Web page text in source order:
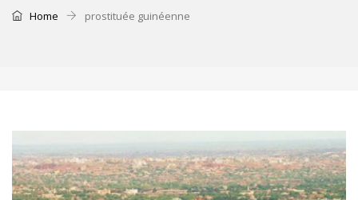
Home prostituée guinéenne